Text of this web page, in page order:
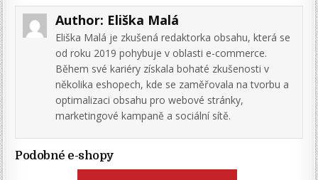
Author: Eliška Malá
Eliška Malá je zkušená redaktorka obsahu, která se
od roku 2019 pohybuje v oblasti e-commerce.
Během své kariéry získala bohaté zkušenosti v
několika eshopech, kde se zaměřovala na tvorbu a
optimalizaci obsahu pro webové stránky,
marketingové kampaně a sociální sítě.
Podobné e-shopy